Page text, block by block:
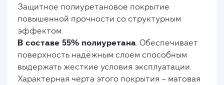
Защитное полиуретановое покрытие
повышенной прочности со структурным
эффектом.
В составе 55% полиуретана. Обеспечивает
поверхность надёжным слоем способным
выдержать жесткие условия эксплуатации.
Характерная черта этого покрытия – матовая